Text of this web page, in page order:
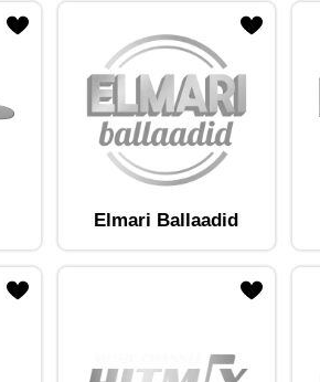
Elmari Ballaadid
hulka
hulka